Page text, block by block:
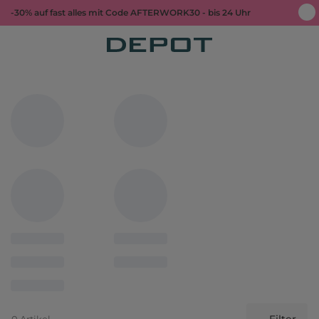
-30% auf fast alles mit Code AFTERWORK30 - bis 24 Uhr